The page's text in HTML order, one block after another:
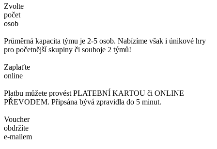
Zvolte
počet
osob
Průměrná kapacita týmu je 2-5 osob. Nabízíme však i únikové hry
pro početnější skupiny či souboje 2 týmů!
Zaplaťte
online
Platbu můžete provést PLATEBNÍ KARTOU či ONLINE
PŘEVODEM. Připsána bývá zpravidla do 5 minut.
Voucher
obdržíte
e-mailem